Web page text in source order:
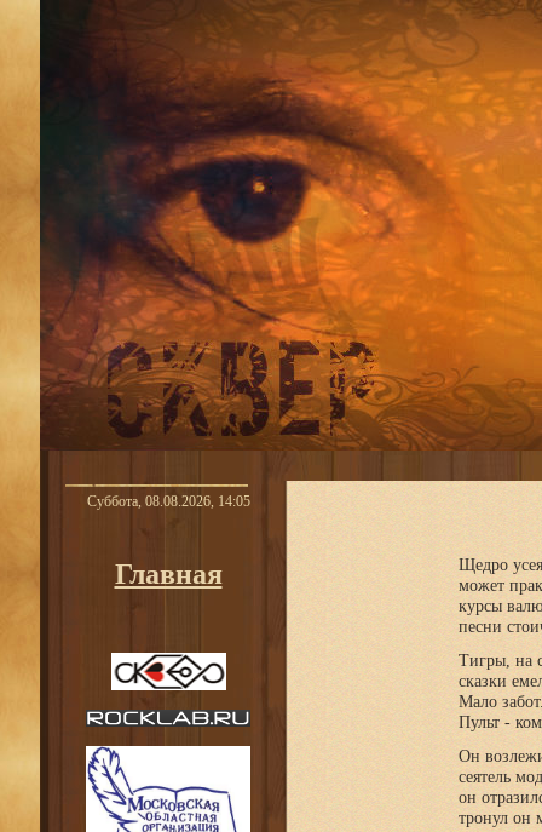
Суббота, 08.08.2026, 14:05
Главная
Щедро
может
курсы
песни
Тигры, на
сказки
Мало
Пульт -
Он
сеятель
он
тронул он